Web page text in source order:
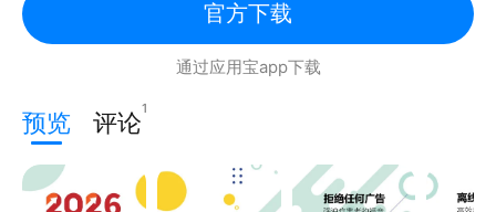
官方下载
通过应用宝app下载
预览 评论1